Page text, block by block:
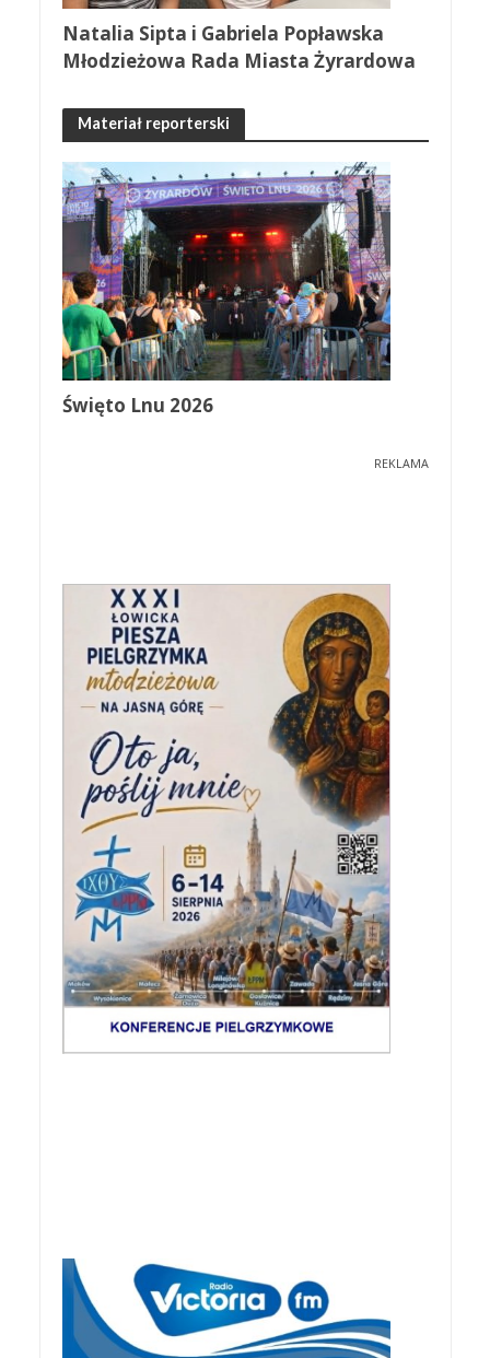
Natalia Sipta i Gabriela Popławska
Młodzieżowa Rada Miasta Żyrardowa
Materiał reporterski
Święto Lnu 2026
REKLAMA